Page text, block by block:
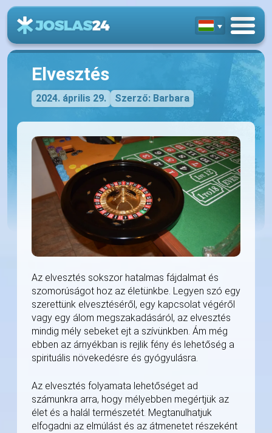
Elvesztés
2024. április 29. Szerző: Barbara
Az elvesztés sokszor hatalmas fájdalmat és
szomorúságot hoz az életünkbe. Legyen szó egy
szerettünk elvesztéséről, egy kapcsolat végéről
vagy egy álom megszakadásáról, az elvesztés
mindig mély sebeket ejt a szívünkben. Ám még
ebben az árnyékban is rejlik fény és lehetőség a
spirituális növekedésre és gyógyulásra.
Az elvesztés folyamata lehetőséget ad
számunkra arra, hogy mélyebben megértjük az
élet és a halál természetét. Megtanulhatjuk
elfogadni az elmúlást és az átmenetet részeként